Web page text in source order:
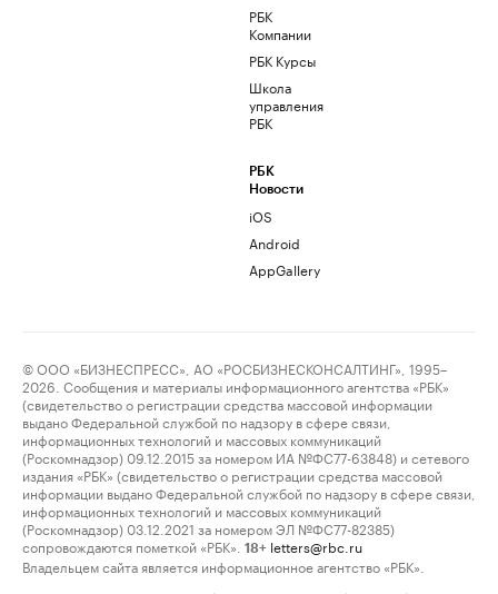
РБК
Компании
РБК Курсы
Школа
управления
РБК
РБК
Новости
iOS
Android
AppGallery
© ООО «БИЗНЕСПРЕСС», АО «РОСБИЗНЕСКОНСАЛТИНГ», 1995–
2026. Сообщения и материалы информационного агентства «РБК»
(свидетельство о регистрации средства массовой информации
выдано Федеральной службой по надзору в сфере связи,
информационных технологий и массовых коммуникаций
(Роскомнадзор) 09.12.2015 за номером ИА №ФС77-63848) и сетевого
издания «РБК» (свидетельство о регистрации средства массовой
информации выдано Федеральной службой по надзору в сфере связи,
информационных технологий и массовых коммуникаций
(Роскомнадзор) 03.12.2021 за номером ЭЛ №ФС77-82385)
сопровождаются пометкой «РБК».
18+ letters@rbc.ru
Владельцем сайта является информационное агентство «РБК».